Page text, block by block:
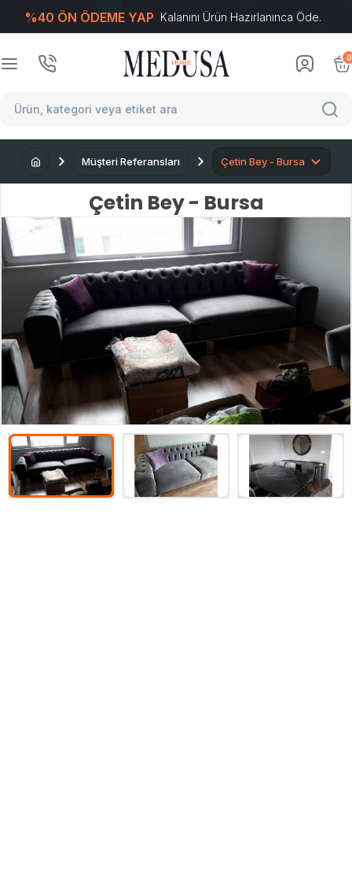
%40 ÖN ÖDEME YAP Kalanını Ürün Hazırlanınca Öde.
0
Müşteri Referansları Çetin Bey - Bursa
Çetin Bey - Bursa
T-Soft E-Ticaret Sistemleriyle Hazırlanmıştır.